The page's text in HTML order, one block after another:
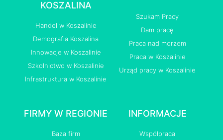
KOSZALINA
Handel w Koszalinie
Demografia Koszalina
Innowacje w Koszalinie
Szkolnictwo w Koszalinie
Infrastruktura w Koszalinie
Szukam Pracy
Dam pracę
Praca nad morzem
Praca w Koszalinie
Urząd pracy w Koszalinie
FIRMY W REGIONIE
Baza firm
INFORMACJE
Współpraca